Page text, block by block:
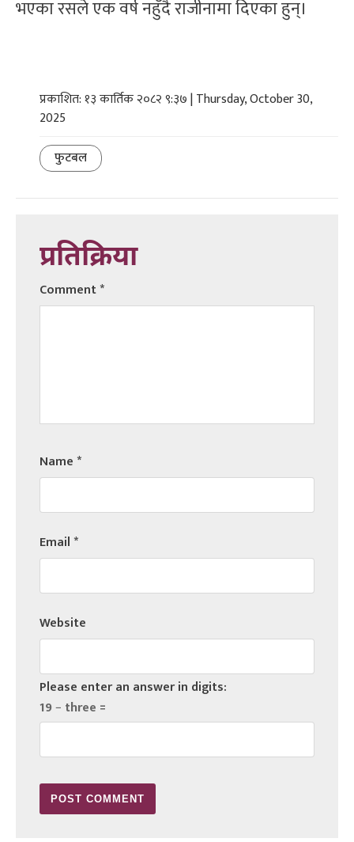
भएका रसले एक वर्ष नहुँदै राजीनामा दिएका हुन्।
प्रकाशित: १३ कार्तिक २०८२ ९:३७ | Thursday, October 30,
2025
फुटबल
प्रतिक्रिया
Comment*
Name*
Email*
Website
Please enter an answer in digits:
19 − three =